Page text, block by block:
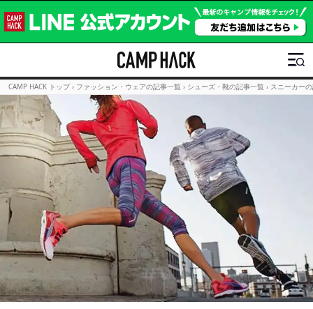
CAMP HACK トップ › ファッション・ウェアの記事一覧 › シューズ・靴の記事一覧 › スニーカー